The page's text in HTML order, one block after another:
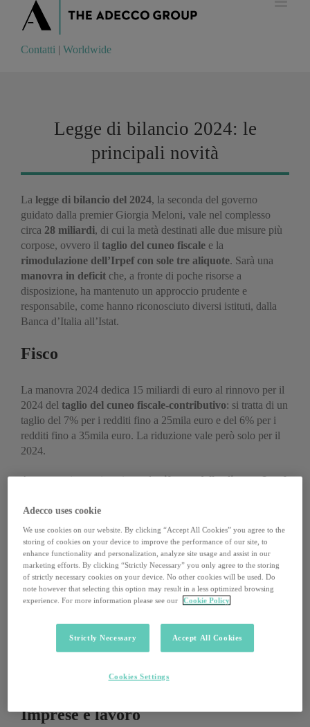
Contatti Worldwide
Contatti | Worldwide
Legge di bilancio 2024: le
principali novità
La legge di bilancio del 2024, la seconda del governo
guidato dalla premier Giorgia Meloni, vale nel complesso
circa 28 miliardi, di cui la metà destinati alle due misure più
corpose, ovvero il taglio del cuneo fiscale e la
rimodulazione dell’Irpef con sole tre aliquote. Sarà una
manovra in deficit che, a fronte di poche risorse a
disposizione, ha mantenuto un approccio prudente e
responsabile, come hanno riconosciuto diversi istituti, dalla
Banca d’Italia all’Istat.
Fisco
La manovra 2024 dedica 15 miliardi di euro al rinnovo per il
2024 del taglio del cuneo fiscale-contributivo: si tratta di un
taglio del 7% per i redditi fino a 25mila euro e del 6% per i
redditi fino a 35mila euro. La riduzione vale però solo per il
2024.
A questa misura, si aggiunge lariforma delle aliquote Irpef
15mila e quello tra 15 e 28mila, ai quali si applicherà la stessa
aliquota prevista fino a oggi per lo scaglione più basso, cioè il
23%. Viene così cancellato lo scaglione al 25% per i redditi
tra i 15mila e i 28mila euro. Questa misura è contenuta nel
decreto legislativo di attuazione della riforma fiscale
approvato dal consiglio dei ministri.
(spese sanitarie escluse) per 260 euro, in modo da annullare il
Imprese e lavoro
Adecco uses cookie
We use cookies on our website. By clicking “Accept All Cookies” you agree to the
storing of cookies on your device to improve the performance of our site, to
enhance functionality and personalization, analyze site usage and assist in our
marketing efforts. By clicking “Strictly Necessary” you only agree to the storing
of strictly necessary cookies on your device. No other cookies will be used. Do
note however that selecting this option may result in a less optimized browsing
experience. For more information please see our
Cookie Policy
Strictly Necessary Accept All Cookies
Cookies Settings